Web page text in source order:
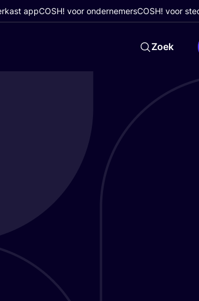
appCOSH! voor ondernemersCOSH! voor
Zoek